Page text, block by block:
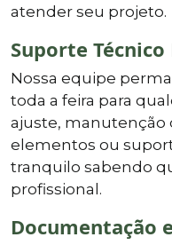
atender seu projeto.
Suporte
Nossa equipe
toda a feira para
ajuste, manutenção
elementos ou
tranquilo sabendo
profissional.
Documentação